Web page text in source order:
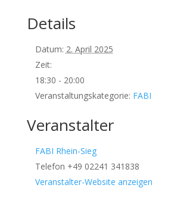
Details
Datum: 2. April 2025
Zeit:
18:30 - 20:00
Veranstaltungskategorie: FABI
Veranstalter
FABI Rhein-Sieg
Telefon +49 02241 341838
Veranstalter-Website anzeigen